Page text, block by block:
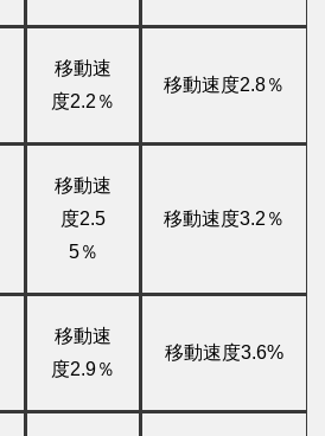
移動速
度2.2％
移動速度2.8％
移動速
度2.5
5％
移動速度3.2％
移動速
度2.9％
移動速度3.6%